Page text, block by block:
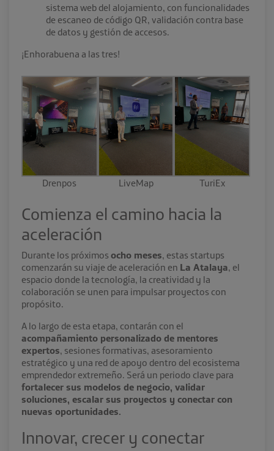
sistema web del alojamiento, con funcionalidades
de escaneo de código QR, validación contra base
de datos y gestión de accesos.
¡Enhorabuena a las tres!
Drenpos LiveMap TuriEx
Comienza el camino hacia la
aceleración
Durante los próximos ocho meses, estas startups
comenzarán su viaje de aceleración en La Atalaya, el
espacio donde la tecnología, la creatividad y la
colaboración se unen para impulsar proyectos con
propósito.
A lo largo de esta etapa, contarán con el
acompañamiento personalizado de mentores
expertos, sesiones formativas, asesoramiento
estratégico y una red de apoyo dentro del ecosistema
emprendedor extremeño. Será un periodo clave para
fortalecer sus modelos de negocio, validar
soluciones, escalar sus proyectos y conectar con
nuevas oportunidades.
Innovar, crecer y conectar